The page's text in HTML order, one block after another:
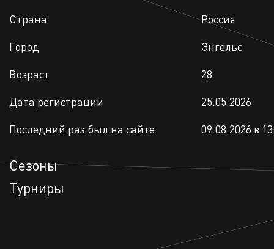
Страна
Россия
Город
Энгельс
Возраст
28
Дата регистрации
25.05.2026
Последний раз был на сайте
09.08.2026 в
Сезоны
Турниры